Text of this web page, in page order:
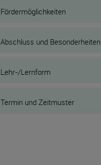
Fördermöglichkeiten
Abschluss und Besonderheiten
Lehr-/Lernform
Termin und Zeitmuster